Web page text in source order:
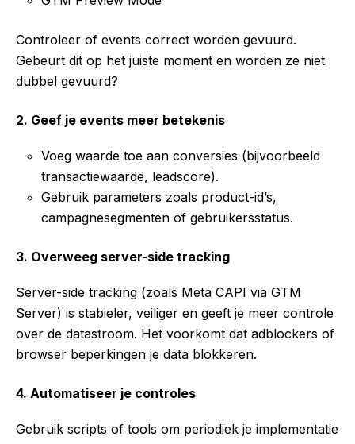
Controleer of events correct worden gevuurd.
Gebeurt dit op het juiste moment en worden ze niet
dubbel gevuurd?
2. Geef je events meer betekenis
Voeg waarde toe aan conversies (bijvoorbeeld
transactiewaarde, leadscore).
Gebruik parameters zoals product-id’s,
campagnesegmenten of gebruikersstatus.
3. Overweeg server-side tracking
Server-side tracking (zoals Meta CAPI via GTM
Server) is stabieler, veiliger en geeft je meer controle
over de datastroom. Het voorkomt dat adblockers of
browser beperkingen je data blokkeren.
4. Automatiseer je controles
Gebruik scripts of tools om periodiek je implementatie